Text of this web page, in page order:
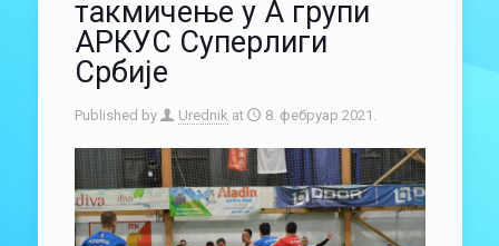
такмичење у А групи
АРКУС Суперлиги
Србије
Published by Urednik at 8. фебруар 2021.